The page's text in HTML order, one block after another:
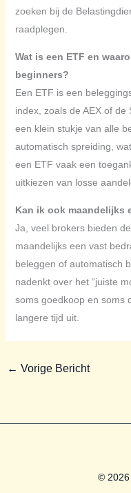
zoeken bij de
raadplegen.
Wat is een ETF en
beginners?
Een ETF is een
index, zoals de AEX of
een klein stukje van alle
automatisch spreiding,
een ETF vaak een
uitkiezen van losse
Kan ik ook maandelijks
Ja, veel brokers bieden
maandelijks een vast
beleggen of automatisch
nadenkt over het “juiste
soms goedkoop en soms
langere tijd uit.
← Vorige Bericht
© 2026